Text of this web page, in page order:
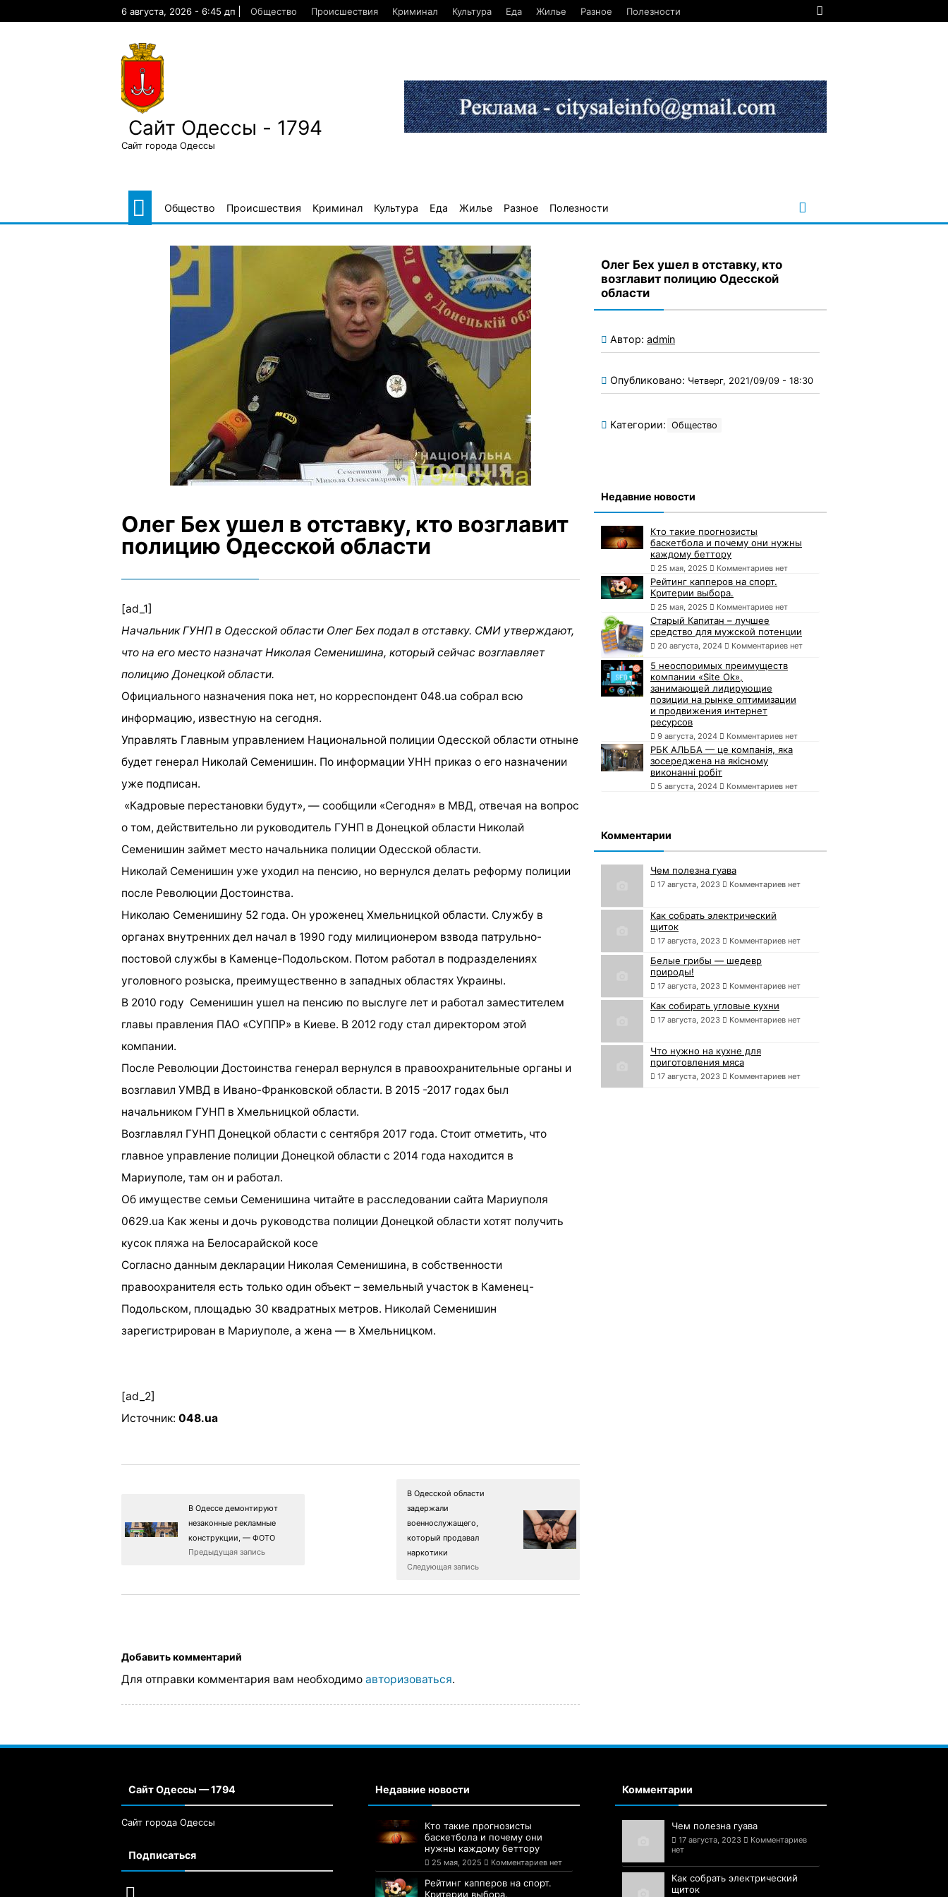
6 августа, 2026 - 6:45 дп Общество Происшествия Криминал Культура Еда Жилье Разное Полезности
Сайт Одессы - 1794
Сайт города Одессы
Общество Происшествия Криминал Культура Еда Жилье Разное Полезности
Олег Бех ушел в отставку, кто возглавит
полицию Одесской области
[ad_1]
Начальник ГУНП в Одесской области Олег Бех подал в отставку. СМИ утверждают,
что на его место назначат Николая Семенишина, который сейчас возглавляет
полицию Донецкой области.
Официального назначения пока нет, но корреспондент 048.ua собрал всю
информацию, известную на сегодня.
Управлять Главным управлением Национальной полиции Одесской области отныне
будет генерал Николай Семенишин. По информации УНН приказ о его назначении
уже подписан.
«Кадровые перестановки будут», — сообщили «Сегодня» в МВД, отвечая на вопрос
о том, действительно ли руководитель ГУНП в Донецкой области Николай
Семенишин займет место начальника полиции Одесской области.
Николай Семенишин уже уходил на пенсию, но вернулся делать реформу полиции
после Революции Достоинства.
Николаю Семенишину 52 года. Он уроженец Хмельницкой области. Службу в
органах внутренних дел начал в 1990 году милиционером взвода патрульно-
постовой службы в Каменце-Подольском. Потом работал в подразделениях
уголовного розыска, преимущественно в западных областях Украины.
В 2010 году Семенишин ушел на пенсию по выслуге лет и работал заместителем
главы правления ПАО «СУППР» в Киеве. В 2012 году стал директором этой
компании.
После Революции Достоинства генерал вернулся в правоохранительные органы и
возглавил УМВД в Ивано-Франковской области. В 2015 -2017 годах был
начальником ГУНП в Хмельницкой области.
Возглавлял ГУНП Донецкой области с сентября 2017 года. Стоит отметить, что
главное управление полиции Донецкой области с 2014 года находится в
Мариуполе, там он и работал.
Об имуществе семьи Семенишина читайте в расследовании сайта Мариуполя
0629.ua Как жены и дочь руководства полиции Донецкой области хотят получить
кусок пляжа на Белосарайской косе
Согласно данным декларации Николая Семенишина, в собственности
правоохранителя есть только один объект – земельный участок в Каменец-
Подольском, площадью 30 квадратных метров. Николай Семенишин
зарегистрирован в Мариуполе, а жена — в Хмельницком.
[ad_2]
Источник: 048.ua
В Одессе демонтируют
незаконные рекламные
конструкции, — ФОТО
Предыдущая запись
В Одесской области
задержали
военнослужащего,
который продавал
наркотики
Следующая запись
Добавить комментарий
Для отправки комментария вам необходимо авторизоваться.
Олег Бех ушел в отставку, кто
возглавит полицию Одесской
области
Автор: admin
Опубликовано: Четверг, 2021/09/09 - 18:30
Категории: Общество
Недавние новости
Кто такие прогнозисты
баскетбола и почему они нужны
каждому беттору
25 мая, 2025 Комментариев нет
Рейтинг капперов на спорт.
Критерии выбора.
25 мая, 2025 Комментариев нет
Старый Капитан – лучшее
средство для мужской потенции
20 августа, 2024 Комментариев нет
5 неоспоримых преимуществ
компании «Site Ok»,
занимающей лидирующие
позиции на рынке оптимизации
и продвижения интернет
ресурсов
9 августа, 2024 Комментариев нет
РБК АЛЬБА — це компанія, яка
зосереджена на якісному
виконанні робіт
5 августа, 2024 Комментариев нет
Комментарии
Чем полезна гуава
17 августа, 2023 Комментариев нет
Как собрать электрический
щиток
17 августа, 2023 Комментариев нет
Белые грибы — шедевр
природы!
17 августа, 2023 Комментариев нет
Как собирать угловые кухни
17 августа, 2023 Комментариев нет
Что нужно на кухне для
приготовления мяса
17 августа, 2023 Комментариев нет
Сайт Одессы — 1794
Сайт города Одессы
Подписаться
Недавние новости
Кто такие прогнозисты
баскетбола и почему они
нужны каждому беттору
25 мая, 2025 Комментариев нет
Рейтинг капперов на спорт.
Критерии выбора.
Комментарии
Чем полезна гуава
17 августа, 2023
Комментариев
нет
Как собрать электрический
щиток